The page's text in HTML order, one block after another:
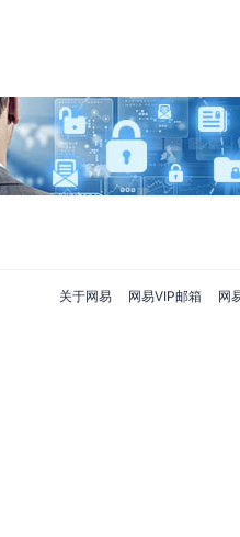
关于网易 网易VIP邮箱 网